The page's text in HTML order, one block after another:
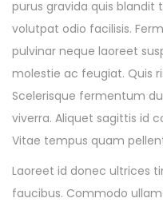
purus gravida quis blandit
volutpat odio facilisis.
pulvinar neque laoreet
molestie ac feugiat. Quis
Scelerisque fermentum
viverra. Aliquet sagittis id
Vitae tempus quam
Laoreet id donec ultrices
faucibus. Commodo